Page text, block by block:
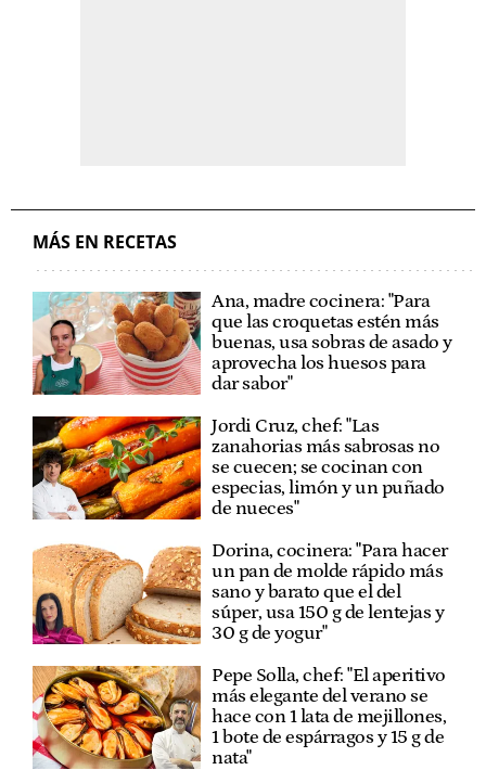
MÁS EN RECETAS
Ana, madre cocinera: "Para
que las croquetas estén más
buenas, usa sobras de asado y
aprovecha los huesos para
dar sabor"
Jordi Cruz, chef: "Las
zanahorias más sabrosas no
se cuecen; se cocinan con
especias, limón y un puñado
de nueces"
Dorina, cocinera: "Para hacer
un pan de molde rápido más
sano y barato que el del
súper, usa 150 g de lentejas y
30 g de yogur"
Pepe Solla, chef: "El aperitivo
más elegante del verano se
hace con 1 lata de mejillones,
1 bote de espárragos y 15 g de
nata"